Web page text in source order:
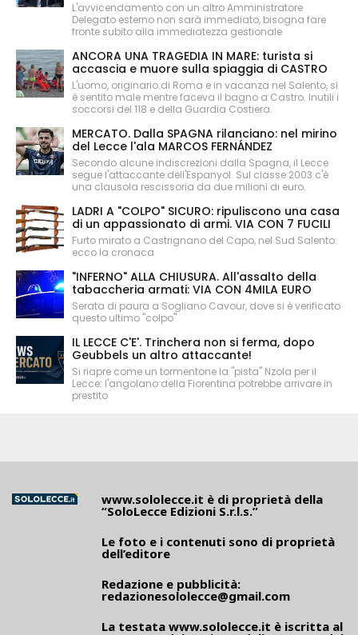
L'avvicendamento con un altro Amministratore
Delegato esterno non sarà immediato, bisogna fare
fronte subito alla immediatezza gestionale
ANCORA UNA TRAGEDIA IN MARE: turista si
accascia e muore sulla spiaggia di CASTRO
L'uomo, originario di Roma e in vacanza nel Salento, si
è sentito male mentre faceva il bagno a Castro. Inutili i
soccorsi del 118 e della Guardia Costiera.
MERCATO. Dalla SPAGNA rilanciano: nel mirino
del Lecce l'ala MARCOS FERNÁNDEZ
Secondo alcune indiscrezioni dalla Spagna, il Lecce
segue l'attaccante dell'Espanyol. Sul classe 2003 c'è
una clausola rescissoria da due milioni di euro.
LADRI A "COLPO" SICURO: ripuliscono una casa
di un appassionato di armi. VIA CON 7 FUCILI
Furto mirato a Castrignano del Capo, nel Sud Salento:
ecco la cronaca
"INFERNO" ALLA CHIUSURA. All'assalto della
tabaccheria armati: VIA CON 4MILA EURO
Serata di paura a Sogliano Cavour, dove si è verificato
questo ultimo "colpo"
IL LECCE C'E'. Trinchera non si ferma, dopo
Geubbels un altro attaccante!
Si riapre come un tormentone la "pista" Nzola per il
Lecce: l'angolano della Fiorentina potrebbe arrivare in
prestito
www.sololecce.it è di proprietà della
“SoloLecce Edizioni S.r.l.s.”
Le foto e i contenuti sono di proprietà
dell’editore
Redazione e pubblicità:
redazionesololecce@gmail.com
La testata www.sololecce.it è iscritta al